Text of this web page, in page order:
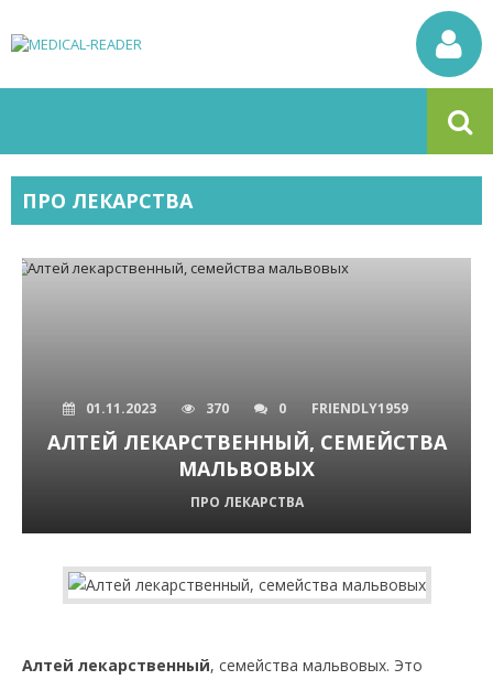
ПРО ЛЕКАРСТВА
01.11.2023 370 0 FRIENDLY1959
АЛТЕЙ ЛЕКАРСТВЕННЫЙ, СЕМЕЙСТВА
МАЛЬВОВЫХ
ПРО ЛЕКАРСТВА
Алтей лекарственный, семейства мальвовых. Это